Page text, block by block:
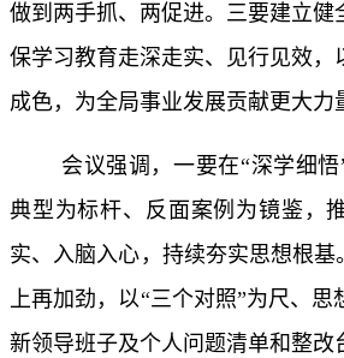
做到两手抓、两促进。三要建立健
保学习教育走深走实、见行见效，
成色，为全局事业发展贡献更大力
会议强调，一要在“深学细
典型为标杆、反面案例为镜鉴，
实、入脑入心，持续夯实思想根基
上再加劲，以“三个对照”为尺、思
新领导班子及个人问题清单和整改